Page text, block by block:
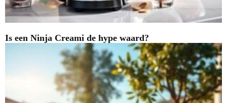
Is een Ninja Creami de hype waard?